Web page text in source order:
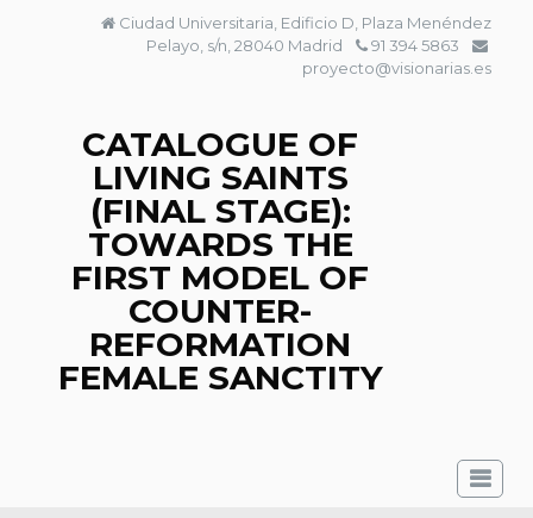
Ciudad Universitaria, Edificio D, Plaza Menéndez
Pelayo, s/n, 28040 Madrid
91 394 5863
proyecto@visionarias.es
CATALOGUE OF
LIVING SAINTS
(FINAL STAGE):
TOWARDS THE
FIRST MODEL OF
COUNTER-
REFORMATION
FEMALE SANCTITY